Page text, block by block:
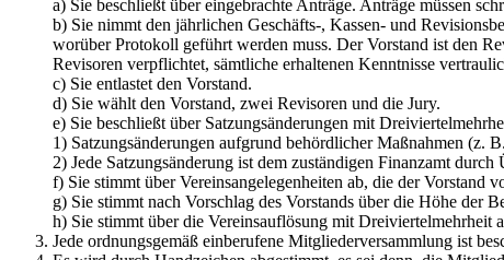
a) Sie beschließt über eingebrachte Anträge. Anträge müssen
b) Sie nimmt den jährlichen Geschäfts-, Kassen- und
worüber Protokoll geführt werden muss. Der Vorstand ist den
Revisoren verpflichtet, sämtliche erhaltenen Kenntnisse
c) Sie entlastet den Vorstand.
d) Sie wählt den Vorstand, zwei Revisoren und die Jury.
e) Sie beschließt über Satzungsänderungen mit
1) Satzungsänderungen aufgrund behördlicher Maßnahmen (z.
2) Jede Satzungsänderung ist dem zuständigen Finanzamt
f) Sie stimmt über Vereinsangelegenheiten ab, die der Vorstand
g) Sie stimmt nach Vorschlag des Vorstands über die Höhe der
h) Sie stimmt über die Vereinsauflösung mit Dreiviertelmehrheit
Jede ordnungsgemäß einberufene Mitgliederversammlung ist